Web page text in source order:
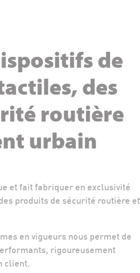
de
des
routière
urbain
et fait fabriquer en exclusivité
produits de sécurité routière et
en vigueurs nous permet de
rigoureusement
client.